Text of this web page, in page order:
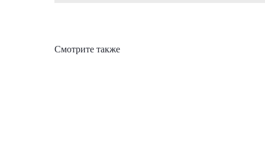
Смотрите также